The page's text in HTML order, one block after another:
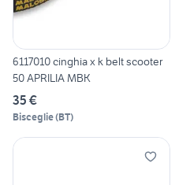
6117010 cinghia x k belt scooter
50 APRILIA MBK
35 €
Bisceglie(BT)